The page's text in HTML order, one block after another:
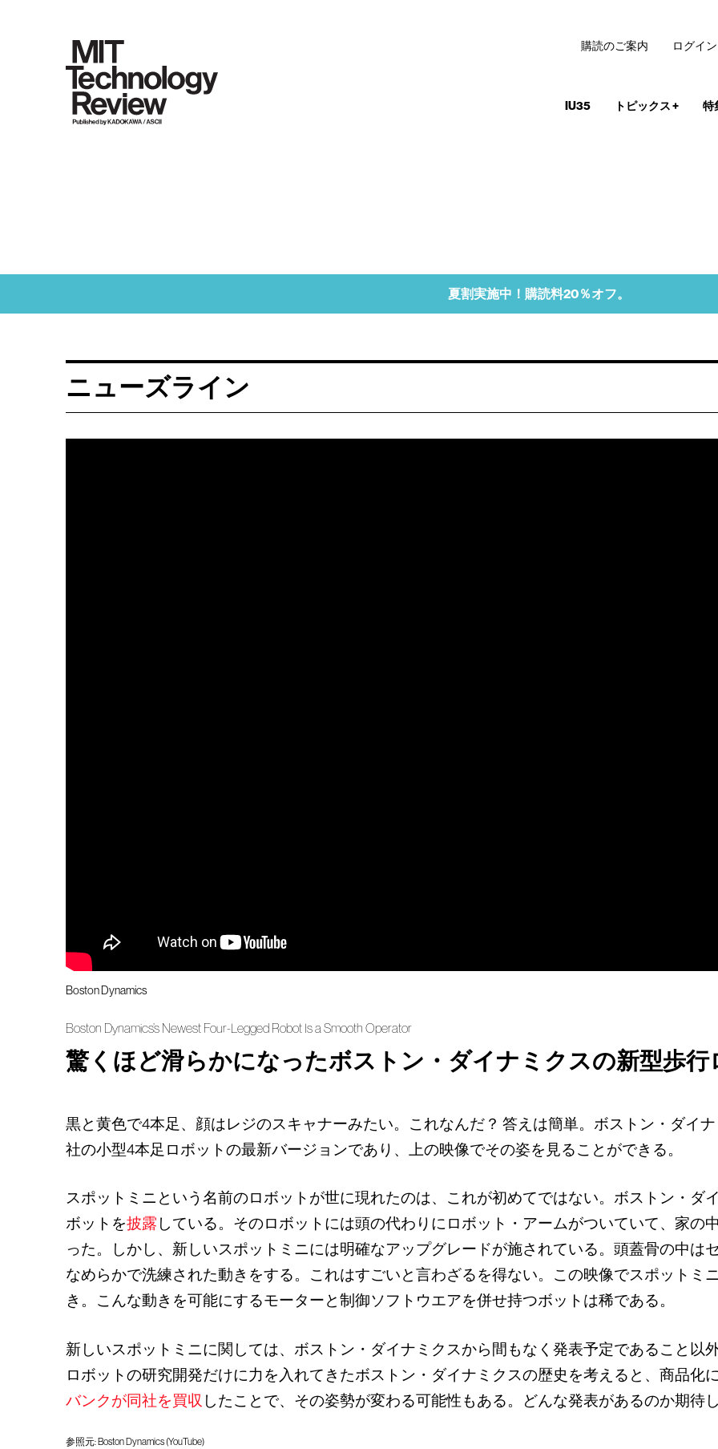
IU35 トピックス+ 特
購読のご案内 ログイン
夏割実施中！購読料20％オフ。
ニューズライン
Boston Dynamics
Boston Dynamics’s Newest Four-Legged Robot Is a Smooth Operator
驚くほど滑らかになったボストン・ダイナミクスの新型歩行
黒と黄色で4本足、顔はレジのスキャナーみたい。これなんだ？ 答えは簡単。ボストン・ダイ
社の小型4本足ロボットの最新バージョンであり、上の映像でその姿を見ることができる。
スポットミニという名前のロボットが世に現れたのは、これが初めてではない。ボストン・ダ
ボットを披露 している。そのロボットには頭の代わりにロボット・アームがついていて、家の
った。しかし、新しいスポットミニには明確なアップグレードが施されている。頭蓋骨の中は
なめらかで洗練された動きをする。これはすごいと言わざるを得ない。この映像でスポットミ
き。こんな動きを可能にするモーターと制御ソフトウエアを併せ持つボットは稀である。
新しいスポットミニに関しては、ボストン・ダイナミクスから間もなく発表予定であること以
ロボットの研究開発だけに力を入れてきたボストン・ダイナミクスの歴史を考えると、商品化
バンクが同社を買収 したことで、その姿勢が変わる可能性もある。どんな発表があるのか期待
参照元: Boston Dynamics (YouTube)